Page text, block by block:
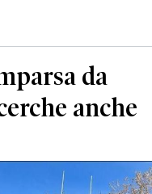
da
anche